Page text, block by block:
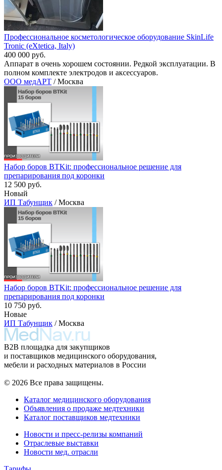
Профессиональное косметологическое оборудование SkinLife
Tronic (eXtetica, Italy)
400 000 руб.
Аппарат в очень хорошем состоянии. Редкой эксплуатации. В
полном комплекте электродов и аксессуаров.
ООО медАРТ / Москва
Набор боров BTKit: профессиональное решение для
препарирования под коронки
12 500 руб.
Новый
ИП Табунщик / Москва
Набор боров BTKit: профессиональное решение для
препарирования под коронки
10 750 руб.
Новые
ИП Табунщик / Москва
B2B площадка для закупщиков
и поставщиков медицинского оборудования,
мебели и расходных материалов в России
© 2026 Все права защищены.
Каталог медицинского оборудования
Объявления о продаже медтехники
Каталог поставщиков медтехники
Новости и пресс-релизы компаний
Отраслевые выставки
Новости мед. отрасли